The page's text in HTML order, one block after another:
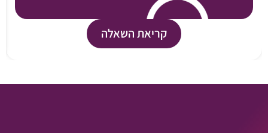
קריאת השאלה